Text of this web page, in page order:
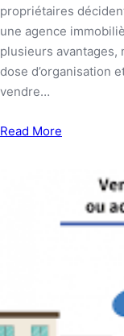
propriétaires
une agence
plusieurs avantages,
dose d’organisation
vendre…
Read More